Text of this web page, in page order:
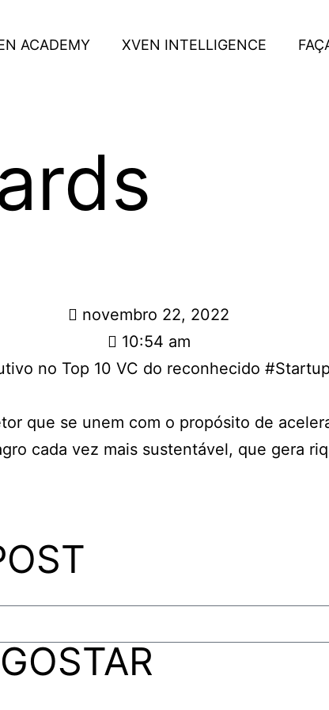
ACADEMY XVEN INTELLIGENCE
novembro 22, 2022
10:54 am
no Top 10 VC do reconhecido
que se unem com o propósito de
cada vez mais sustentável, que gera